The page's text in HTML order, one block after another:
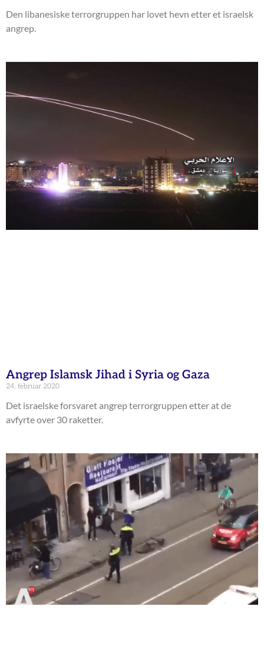
Den libanesiske terrorgruppen har lovet hevn etter et israelsk
angrep.
Angrep Islamsk Jihad i Syria og Gaza
24. februar 2020
Det israelske forsvaret angrep terrorgruppen etter at de
avfyrte over 30 raketter.